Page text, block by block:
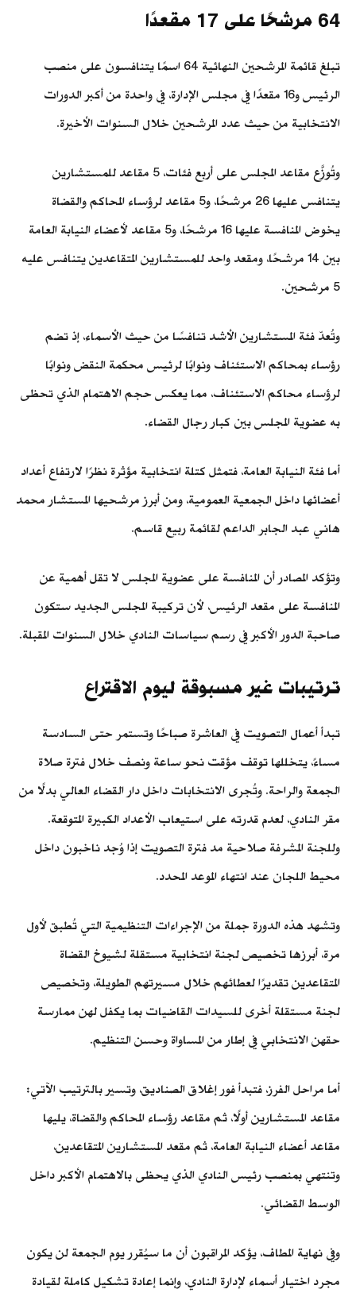
64 مرشحًا على 17 مقعدًا
تبلغ قائمة المرشحين النهائية 64 اسمًا يتنافسون على منصب
الرئيس و16 مقعدًا في مجلس الإدارة، في واحدة من أكبر الدورات
الانتخابية من حيث عدد المرشحين خلال السنوات الأخيرة.
وتُوزَّع مقاعد المجلس على أربع فئات، 5 مقاعد للمستشارين
يتنافس عليها 26 مرشحًا، و5 مقاعد لرؤساء المحاكم والقضاة
يخوض المنافسة عليها 16 مرشحًا، و5 مقاعد لأعضاء النيابة العامة
بين 14 مرشحًا، ومقعد واحد للمستشارين المتقاعدين يتنافس عليه
5 مرشحين.
وتُعدّ فئة المستشارين الأشد تنافسًا من حيث الأسماء، إذ تضم
رؤساء بمحاكم الاستئناف ونوابًا لرئيس محكمة النقض ونوابًا
لرؤساء محاكم الاستئناف، مما يعكس حجم الاهتمام الذي تحظى
به عضوية المجلس بين كبار رجال القضاء.
أما فئة النيابة العامة، فتمثل كتلة انتخابية مؤثرة نظرًا لارتفاع أعداد
أعضائها داخل الجمعية العمومية، ومن أبرز مرشحيها المستشار محمد
هاني عبد الجابر الداعم لقائمة ربيع قاسم.
وتؤكد المصادر أن المنافسة على عضوية المجلس لا تقل أهمية عن
المنافسة على مقعد الرئيس، لأن تركيبة المجلس الجديد ستكون
صاحبة الدور الأكبر في رسم سياسات النادي خلال السنوات المقبلة.
ترتيبات غير مسبوقة ليوم الاقتراع
تبدأ أعمال التصويت في العاشرة صباحًا وتستمر حتى السادسة
مساءً، يتخللها توقف مؤقت نحو ساعة ونصف خلال فترة صلاة
الجمعة والراحة. وتُجرى الانتخابات داخل دار القضاء العالي بدلًا من
مقر النادي، لعدم قدرته على استيعاب الأعداد الكبيرة المتوقعة.
وللجنة المشرفة صلاحية مد فترة التصويت إذا وُجد ناخبون داخل
محيط اللجان عند انتهاء الموعد المحدد.
وتشهد هذه الدورة جملة من الإجراءات التنظيمية التي تُطبق لأول
مرة، أبرزها تخصيص لجنة انتخابية مستقلة لشيوخ القضاة
المتقاعدين تقديرًا لعطائهم خلال مسيرتهم الطويلة، وتخصيص
لجنة مستقلة أخرى للسيدات القاضيات بما يكفل لهن ممارسة
حقهن الانتخابي في إطار من المساواة وحسن التنظيم.
أما مراحل الفرز، فتبدأ فور إغلاق الصناديق، وتسير بالترتيب الآتي:
مقاعد المستشارين أولًا، ثم مقاعد رؤساء المحاكم والقضاة، يليها
مقاعد أعضاء النيابة العامة، ثم مقعد المستشارين المتقاعدين،
وتنتهي بمنصب رئيس النادي الذي يحظى بالاهتمام الأكبر داخل
الوسط القضائي.
وفي نهاية المطاف، يؤكد المراقبون أن ما سيُقرر يوم الجمعة لن يكون
مجرد اختيار أسماء لإدارة النادي، وإنما إعادة تشكيل كاملة لقيادة